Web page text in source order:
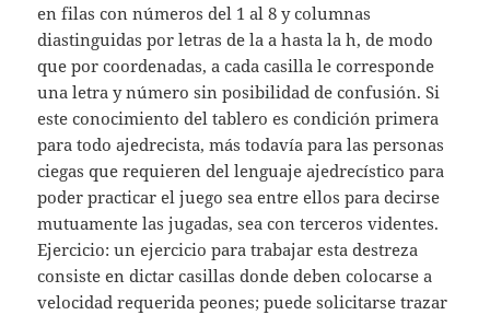
en filas con números del 1 al 8 y columnas
diastinguidas por letras de la a hasta la h, de modo
que por coordenadas, a cada casilla le corresponde
una letra y número sin posibilidad de confusión. Si
este conocimiento del tablero es condición primera
para todo ajedrecista, más todavía para las personas
ciegas que requieren del lenguaje ajedrecístico para
poder practicar el juego sea entre ellos para decirse
mutuamente las jugadas, sea con terceros videntes.
Ejercicio: un ejercicio para trabajar esta destreza
consiste en dictar casillas donde deben colocarse a
velocidad requerida peones; puede solicitarse trazar